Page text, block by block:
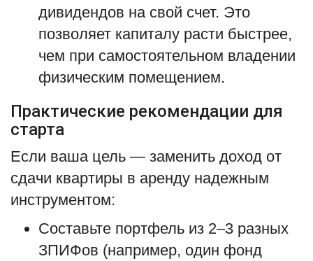
дивидендов на свой счет. Это
позволяет капиталу расти быстрее,
чем при самостоятельном владении
физическим помещением.
Практические рекомендации для
старта
Если ваша цель — заменить доход от
сдачи квартиры в аренду надежным
инструментом:
Составьте портфель из 2–3 разных
ЗПИФов (например, один фонд